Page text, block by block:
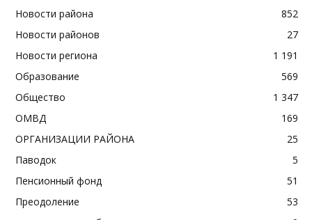
Новости района
852
Новости районов
27
Новости региона
1 191
Образование
569
Общество
1 347
ОМВД
169
ОРГАНИЗАЦИИ РАЙОНА
25
Паводок
5
Пенсионный фонд
51
Преодоление
53